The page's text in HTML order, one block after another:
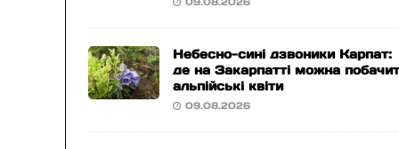
Небесно-сині дзвоники Карпат:
де на Закарпатті можна
альпійські квіти
09.08.2026